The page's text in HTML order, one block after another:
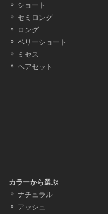
ショート
セミロング
ロング
ベリーショート
ミセス
ヘアセット
カラーから選ぶ
ナチュラル
アッシュ